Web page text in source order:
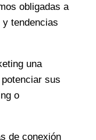
obligadas a
tendencias
una
sus
o
de conexión